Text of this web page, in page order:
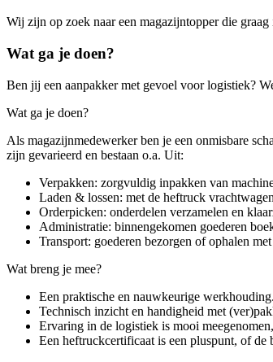
Wij zijn op zoek naar een magazijntopper die
Wat ga je doen?
Ben jij een aanpakker met gevoel voor logistiek?
Wat ga je doen?
Als magazijnmedewerker ben je een onmisbare
zijn gevarieerd en bestaan o.a. Uit:
Verpakken: zorgvuldig inpakken van
Laden & lossen: met de heftruck
Orderpicken: onderdelen verzamelen en
Administratie: binnengekomen goederen
Transport: goederen bezorgen of ophalen
Wat breng je mee?
Een praktische en nauwkeurige werkhouding.
Technisch inzicht en handigheid met
Ervaring in de logistiek is mooi
Een heftruckcertificaat is een pluspunt, of de